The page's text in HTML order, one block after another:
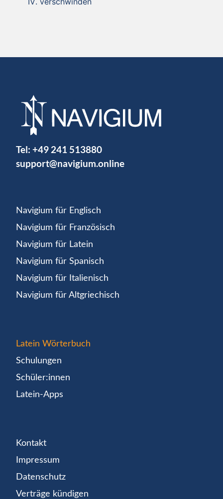
Tel: +49 241 513880
support@navigium.online
Navigium für Englisch
Navigium für Französisch
Navigium für Latein
Navigium für Spanisch
Navigium für Italienisch
Navigium für Altgriechisch
Latein Wörterbuch
Schulungen
Schüler:innen
Latein-Apps
Kontakt
Impressum
Datenschutz
Verträge kündigen